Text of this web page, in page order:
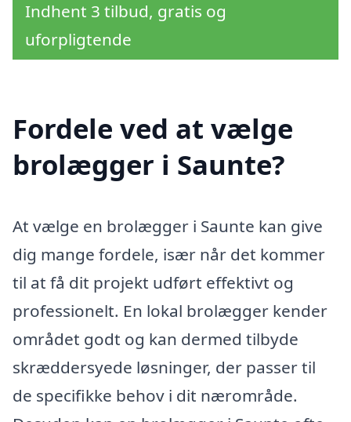
Indhent 3 tilbud, gratis og
uforpligtende
Fordele ved at vælge
brolægger i Saunte?
At vælge en brolægger i Saunte kan give
dig mange fordele, især når det kommer
til at få dit projekt udført effektivt og
professionelt. En lokal brolægger kender
området godt og kan dermed tilbyde
skræddersyede løsninger, der passer til
de specifikke behov i dit nærområde.